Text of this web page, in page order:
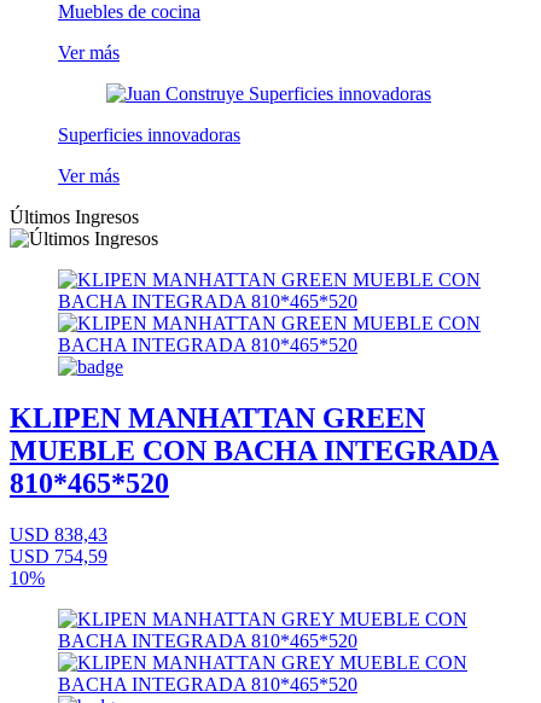
Muebles de cocina
Ver más
Superficies innovadoras
Ver más
Últimos Ingresos
KLIPEN MANHATTAN GREEN
MUEBLE CON BACHA INTEGRADA
810*465*520
USD 838,43
USD 754,59
10%